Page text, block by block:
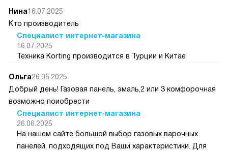
Нина16.07.2025
Кто производитель
Специалист интернет-магазина
16.07.2025
Техника Korting производится в Турции и Китае
Ольга26.06.2025
Добрый день! Газовая панель, эмаль,2 или 3 комфорочная
возможно поиобрести
Специалист интернет-магазина
26.06.2025
На нашем сайте большой выбор газовых варочных
панелей, подходящих под Ваши характеристики. Для